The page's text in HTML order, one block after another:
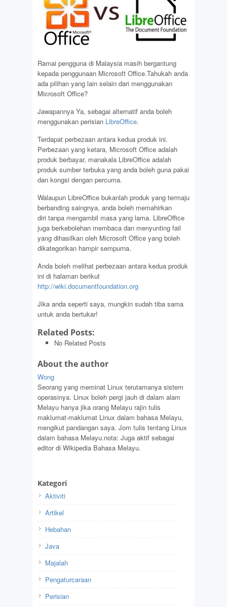
Ramai pengguna di Malaysia masih bergantung
kepada penggunaan Microsoft Office.Tahukah anda
ada pilihan yang lain selain dari menggunakan
Microsoft Office?
Jawapannya Ya, sebagai alternatif anda boleh
menggunakan perisian LibreOffice.
Terdapat perbezaan antara kedua produk ini.
Perbezaan yang ketara, Microsoft Office adalah
produk berbayar, manakala LibreOffice adalah
produk sumber terbuka yang anda boleh guna pakai
dan kongsi dengan percuma.
Walaupun LibreOffice bukanlah produk yang termaju
berbanding saingnya, anda boleh memahirkan
diri tanpa mengambil masa yang lama. LibreOffice
juga berkebolehan membaca dan menyunting fail
yang dihasilkan oleh Microsoft Office yang boleh
dikategorikan hampir sempurna.
Anda boleh melihat perbezaan antara kedua produk
ini di halaman berikut
http://wiki.documentfoundation.org
Jika anda seperti saya, mungkin sudah tiba sama
untuk anda bertukar!
Related Posts:
No Related Posts
About the author
Wong
Seorang yang meminat Linux terutamanya sistem
operasinya. Linux boleh pergi jauh di dalam alam
Melayu hanya jika orang Melayu rajin tulis
maklumat-maklumat Linux dalam bahasa Melayu,
mengikut pandangan saya. Jom tulis tentang Linux
dalam bahasa Melayu.nota: Juga aktif sebagai
editor di Wikipedia Bahasa Melayu.
Kategori
Aktiviti
Artikel
Hebahan
Java
Majalah
Pengaturcaraan
Perisian